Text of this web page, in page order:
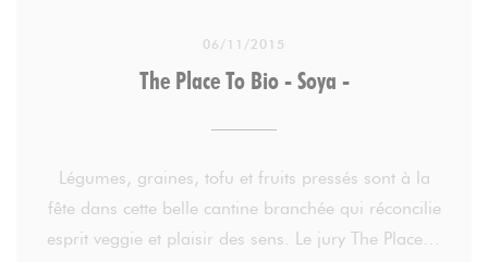
06/11/2015
The Place To Bio - Soya -
Légumes, graines, tofu et fruits pressés sont à la
fête dans cette belle cantine branchée qui réconcilie
esprit veggie et plaisir des sens. Le jury The Place to